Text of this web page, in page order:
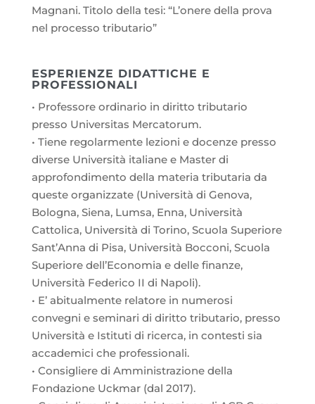
Magnani. Titolo della tesi: “L’onere della prova
nel processo tributario”
ESPERIENZE DIDATTICHE E
PROFESSIONALI
• Professore ordinario in diritto tributario
presso Universitas Mercatorum.
• Tiene regolarmente lezioni e docenze presso
diverse Università italiane e Master di
approfondimento della materia tributaria da
queste organizzate (Università di Genova,
Bologna, Siena, Lumsa, Enna, Università
Cattolica, Università di Torino, Scuola Superiore
Sant’Anna di Pisa, Università Bocconi, Scuola
Superiore dell’Economia e delle finanze,
Università Federico II di Napoli).
• E’ abitualmente relatore in numerosi
convegni e seminari di diritto tributario, presso
Università e Istituti di ricerca, in contesti sia
accademici che professionali.
• Consigliere di Amministrazione della
Fondazione Uckmar (dal 2017).